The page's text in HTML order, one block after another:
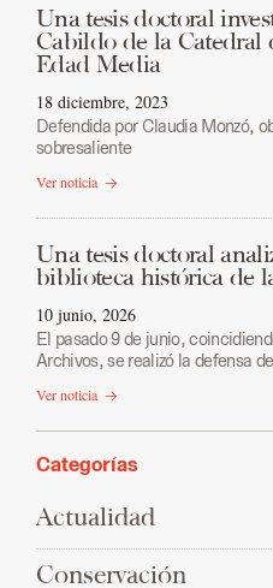
Una tesis doctoral
Cabildo de la Catedral
Edad Media
18 diciembre, 2023
Defendida por Claudia Monzó,
sobresaliente
Ver noticia
Una tesis doctoral
biblioteca histórica de
10 junio, 2026
El pasado 9 de junio,
Archivos, se realizó la defensa
Ver noticia
Categorías
Actualidad
Conservación